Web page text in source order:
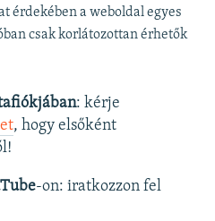
érdekében a weboldal egyes
csak korlátozottan érhetők
: kérje
, hogy elsőként
-on: iratkozzon fel